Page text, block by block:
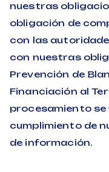
nuestras
obligación de
con las
con nuestras
Prevención de
Financiación al
procesamiento se
cumplimiento de
de información.